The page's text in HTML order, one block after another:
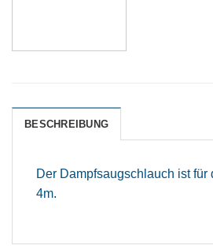
BESCHREIBUNG
Der Dampfsaugschlauch ist
4m.